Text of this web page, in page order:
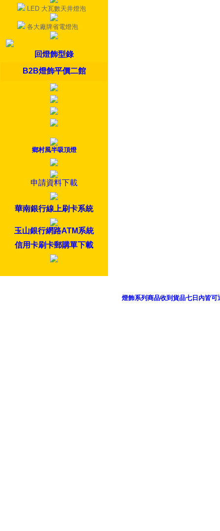
LED 大瓦數天井燈泡
各大廠牌省電燈泡
回燈飾型錄
B2B燈飾平價二館
鄉村風半吸頂燈
申請資料下載
華南銀行線上刷卡系統
玉山銀行網路ATM系統
信用卡刷卡郵購單下載
燈飾系列商品收到貨品七日內皆